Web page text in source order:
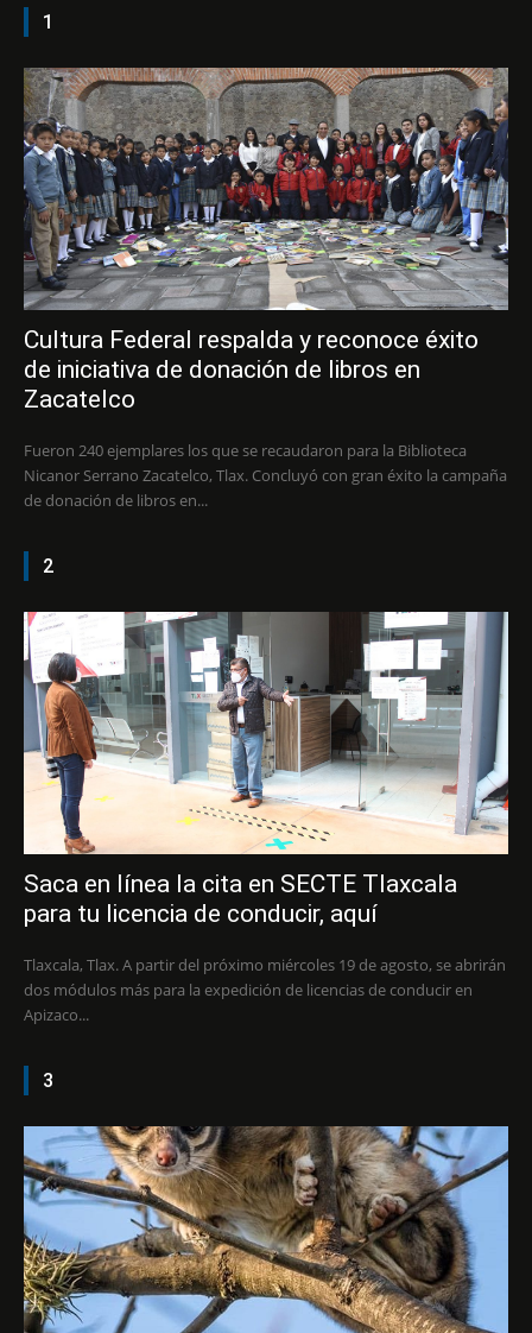
1
Cultura Federal respalda y reconoce éxito
de iniciativa de donación de libros en
Zacatelco
Fueron 240 ejemplares los que se recaudaron para la Biblioteca
Nicanor Serrano Zacatelco, Tlax. Concluyó con gran éxito la campaña
de donación de libros en...
2
Saca en línea la cita en SECTE Tlaxcala
para tu licencia de conducir, aquí
Tlaxcala, Tlax. A partir del próximo miércoles 19 de agosto, se abrirán
dos módulos más para la expedición de licencias de conducir en
Apizaco...
3